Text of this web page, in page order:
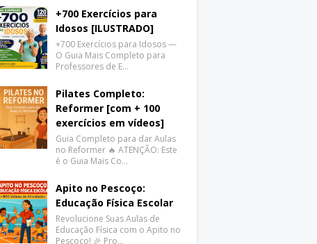
+700 Exercícios para
Idosos [ILUSTRADO]
+700 Exercícios para Idosos —
O Guia Mais Completo para
Professores de E…
Pilates Completo:
Reformer [com + 100
exercícios em vídeos]
Guia Completo para dar Aulas
no Reformer 🔥 ATENÇÃO: Este
é o Guia Mais Co…
Apito no Pescoço:
Educação Física Escolar
Revolucione Suas Aulas de
Educação Física com o Apito no
Pescoço! 🎉 Pro…